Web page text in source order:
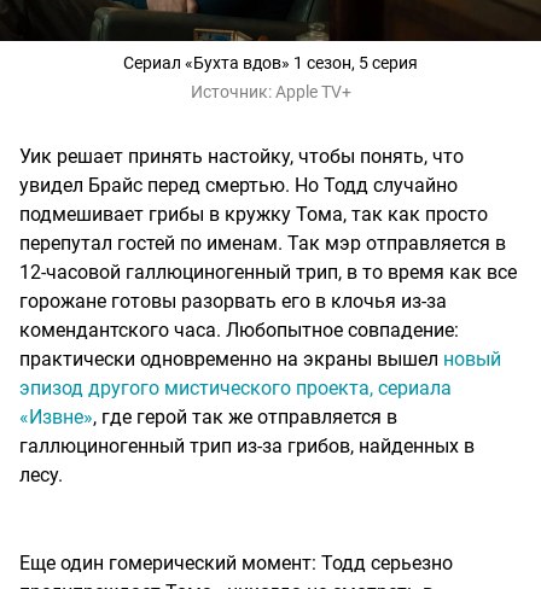
Сериал «Бухта вдов» 1 сезон, 5 серия
Источник:Apple TV+
Уик решает принять настойку, чтобы понять, что
увидел Брайс перед смертью. Но Тодд случайно
подмешивает грибы в кружку Тома, так как просто
перепутал гостей по именам. Так мэр отправляется в
12-часовой галлюциногенный трип, в то время как все
горожане готовы разорвать его в клочья из-за
комендантского часа. Любопытное совпадение:
практически одновременно на экраны вышел новый
эпизод другого мистического проекта, сериала
«Извне», где герой так же отправляется в
галлюциногенный трип из-за грибов, найденных в
лесу.
Еще один гомерический момент: Тодд серьезно